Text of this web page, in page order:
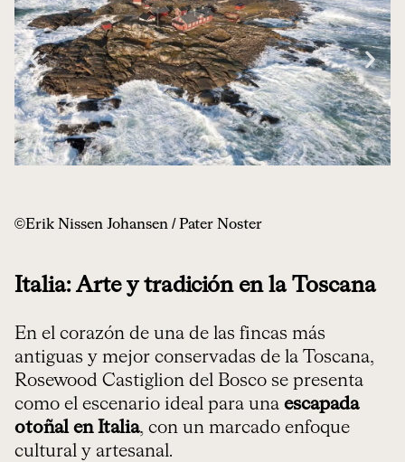
©Erik Nissen Johansen / Pater Noster
Italia: Arte y tradición en la Toscana
En el corazón de una de las fincas más
antiguas y mejor conservadas de la Toscana,
Rosewood Castiglion del Bosco se presenta
como el escenario ideal para una escapada
otoñal en Italia, con un marcado enfoque
cultural y artesanal.